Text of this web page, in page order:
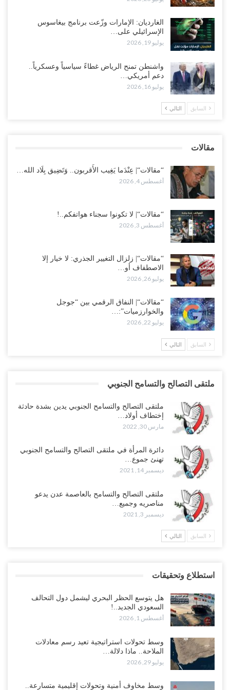
أغسطس 3, 2026
مع تصاعد الخلافات داخل “الرئاسي”.. أعضاء المجلس ينقلبون على
أغسطس 3, 2026
العطش وغياب الغاز يفاقمان مأساة الأهالي بعدن.. مدينة تغرق في دوامة
الانهيار الخدمي..!
أغسطس 3, 2026
الغارديان: الإمارات وزّعت برنامج بيغاسوس
الإسرائيلي على…
يوليو 19, 2026
واشنطن تمنح الرياض غطاءً سياسياً وعسكرياً..
دعم أمريكي…
يوليو 16, 2026
السابق التالي
مقالات
“مقالات“| عِنْدَما يَغِيب الأَقربون.. وَتَضِيق بِلَاد الله…
أغسطس 4, 2026
“مقالات“| لا تكونوا سجناء هواتفكم..!
أغسطس 3, 2026
“مقالات“| زلزال التغيير الجذري: لا خيار إلا
الاصطفاف أو…
يوليو 26, 2026
“مقالات“| النفاق الرقمي بين “جوجل
والخوارزميات”:…
يوليو 22, 2026
السابق التالي
ملتقى التصالح والتسامح الجنوبي
ملتقى التصالح والتسامح الجنوبي يدين بشدة حادثة
إختطاف أولاد…
مارس 30, 2022
دائرة المرأة في ملتقى التصالح والتسامح الجنوبي
تهنئ جموع…
ديسمبر 14, 2021
ملتقى التصالح والتسامح بالعاصمة عدن يدعو
مناصريه وجميع…
ديسمبر 3, 2021
السابق التالي
استطلاع وتحقيقات
هل يتوسع الحظر البحري ليشمل دول التحالف
السعودي الجديد..!
أغسطس 1, 2026
وسط تحولات استراتيجية تعيد رسم معادلات
الملاحة.. ماذا دلالة…
يوليو 29, 2026
وسط مخاوف أمنية وتحولات إقليمية متسارعة..